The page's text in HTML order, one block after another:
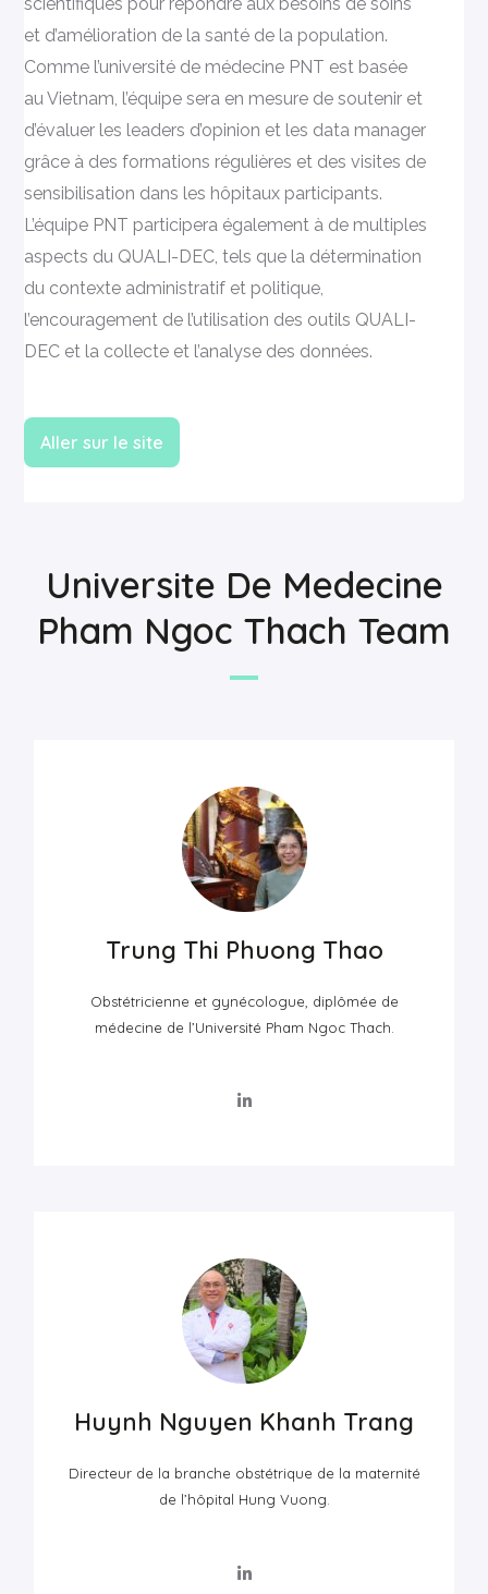
scientifiques pour répondre aux besoins de soins
et d’amélioration de la santé de la population.
Comme l’université de médecine PNT est basée
au Vietnam, l’équipe sera en mesure de soutenir et
d’évaluer les leaders d’opinion et les data manager
grâce à des formations régulières et des visites de
sensibilisation dans les hôpitaux participants.
L’équipe PNT participera également à de multiples
aspects du QUALI-DEC, tels que la détermination
du contexte administratif et politique,
l’encouragement de l’utilisation des outils QUALI-
DEC et la collecte et l’analyse des données.
Aller sur le site
Universite De Medecine
Pham Ngoc Thach Team
Trung Thi Phuong Thao
Obstétricienne et gynécologue, diplômée de
médecine de l’Université Pham Ngoc Thach.
Huynh Nguyen Khanh Trang
Directeur de la branche obstétrique de la maternité
de l’hôpital Hung Vuong.